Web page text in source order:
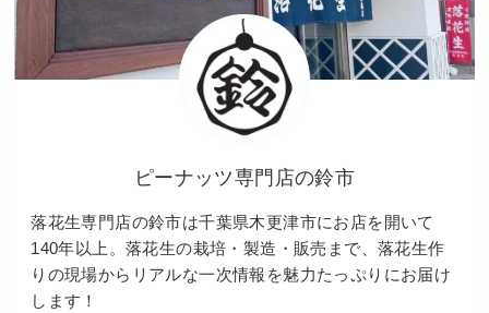
ピーナッツ専門店の鈴市
落花生専門店の鈴市は千葉県木更津市にお店を開いて
140年以上。落花生の栽培・製造・販売まで、落花生作
りの現場からリアルな一次情報を魅力たっぷりにお届け
します！